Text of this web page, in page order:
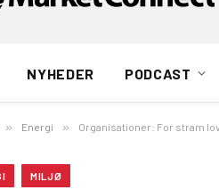
NYHEDER PODCAST
» Energi » Organisationer: For stram
MILJØ